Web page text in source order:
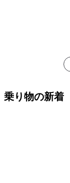
乗り物の新着